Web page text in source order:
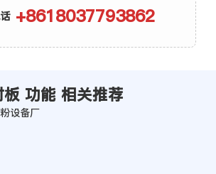
+8618037793862
功能 相关推荐
设备厂